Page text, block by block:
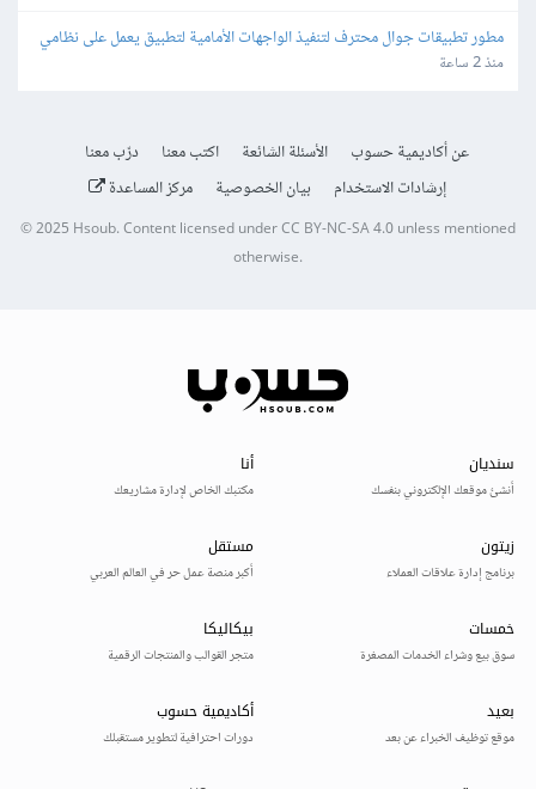
Android   iOٍS
منذ 2 ساعة
عن أكاديمية حسوب الأسئلة الشائعة اكتب معنا
درّب معنا
إرشادات الاستخدام
بيان الخصوصية مركز المساعدة
© 2025 Hsoub.Content licensed underCC BY-NC-SA 4.0unless mentioned
otherwise.